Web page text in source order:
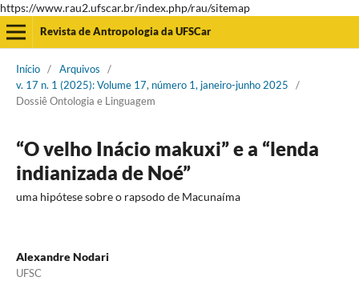
https://www.rau2.ufscar.br/index.php/rau/sitemap
Revista de Antropologia da UFSCar
Início / Arquivos
/
v. 17 n. 1 (2025): Volume 17, número 1, janeiro-junho 2025
/
Dossiê Ontologia e Linguagem
“O velho Inácio makuxi” e a “lenda
indianizada de Noé”
uma hipótese sobre o rapsodo de Macunaíma
Alexandre Nodari
UFSC